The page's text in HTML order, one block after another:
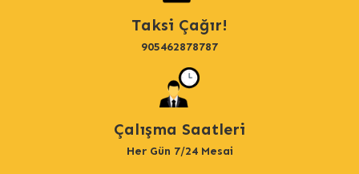
Taksi Çağır!
905462878787
Çalışma Saatleri
Her Gün 7/24 Mesai